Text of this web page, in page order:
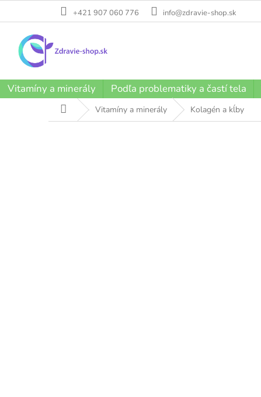
+421 907 060 776 info@zdravie-shop.sk
Vitamíny a minerály Podľa problematiky a častí tela
DomovVitamíny a minerály Kolagén a kĺby